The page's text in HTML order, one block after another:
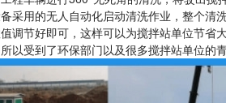
采用的无人自动化启动清洗作业，整个
调节好即可，这样可以为搅拌站单位节
以受到了环保部门以及很多搅拌站单位的青